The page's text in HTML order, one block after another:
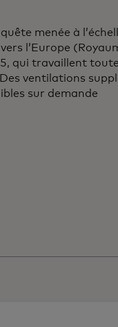
menée à
l’Europe
qui travaillent
ventilations
sur demande